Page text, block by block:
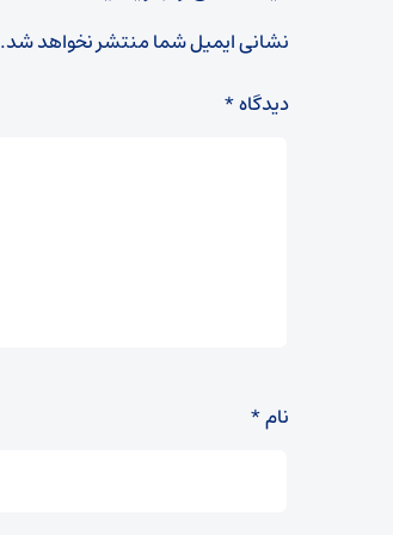
نشانی ایمیل شما منتشر نخواهد شد.
دیدگاه*
نام*